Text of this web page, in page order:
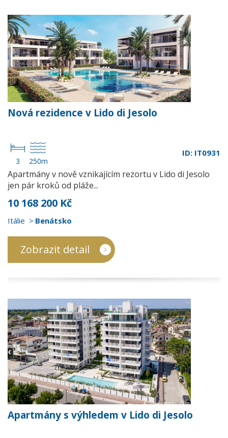
Nová rezidence v Lido di Jesolo
3 250m
ID: IT0931
Apartmány v nově vznikajícím rezortu v Lido di Jesolo
jen pár kroků od pláže...
10 168 200 Kč
Itálie Benátsko
Zobrazit detail
Apartmány s výhledem v Lido di Jesolo